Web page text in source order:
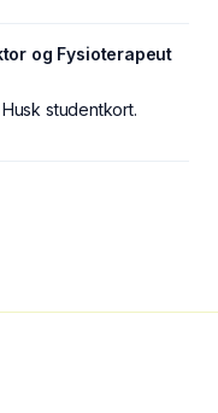
og Fysioterapeut
studentkort.